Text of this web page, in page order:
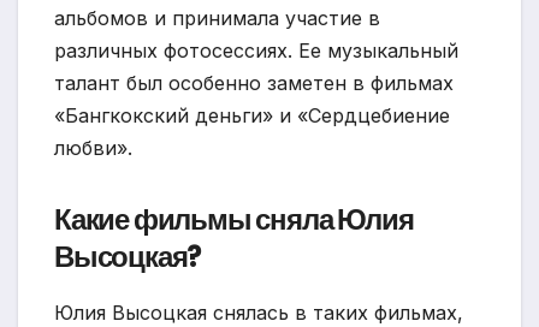
альбомов и принимала участие в
различных фотосессиях. Ее музыкальный
талант был особенно заметен в фильмах
«Бангкокский деньги» и «Сердцебиение
любви».
Какие фильмы сняла Юлия
Высоцкая?
Юлия Высоцкая снялась в таких фильмах,